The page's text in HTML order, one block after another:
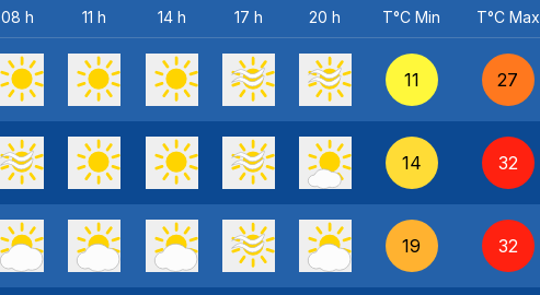
08 h 11 h 14 h 17 h 20 h T°C Min T°C Max
11 27
14 32
19 32